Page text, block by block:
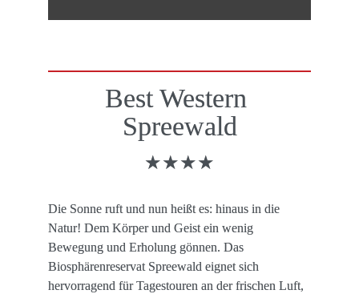
Best Western
Spreewald
★★★★
Die Sonne ruft und nun heißt es: hinaus in die
Natur! Dem Körper und Geist ein wenig
Bewegung und Erholung gönnen. Das
Biosphärenreservat Spreewald eignet sich
hervorragend für Tagestouren an der frischen Luft,